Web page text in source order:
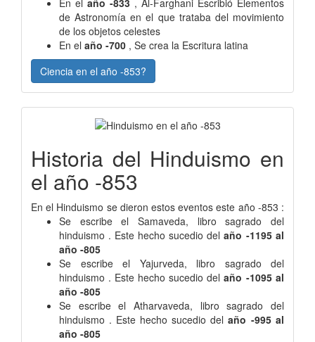
de Astronomía en el que trataba del movimiento
de los objetos celestes
En el año -700 , Se crea la Escritura latina
Ciencia en el año -853?
Historia del Hinduismo en
el año -853
En el Hinduismo se dieron estos eventos este año -853 :
Se escribe el Samaveda, libro sagrado del
hinduismo . Este hecho sucedio del año -1195 al
año -805
Se escribe el Yajurveda, libro sagrado del
hinduismo . Este hecho sucedio del año -1095 al
año -805
Se escribe el Atharvaveda, libro sagrado del
hinduismo . Este hecho sucedio del año -995 al
año -805